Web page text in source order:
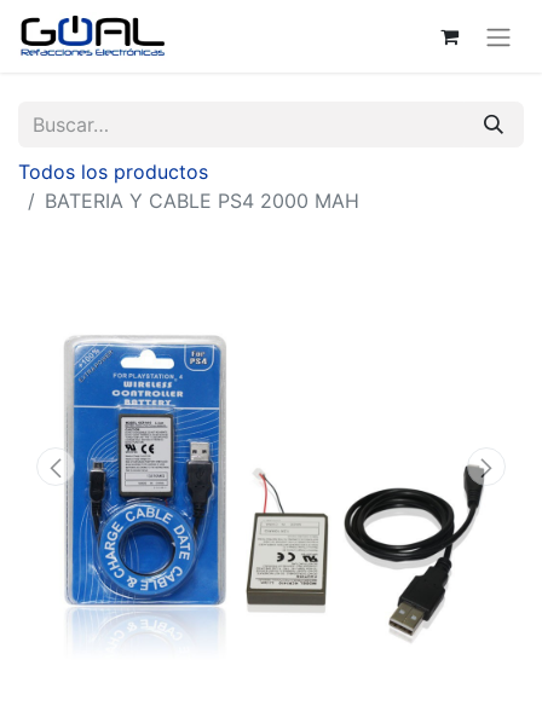
Todos los productos
BATERIA Y CABLE PS4 2000 MAH